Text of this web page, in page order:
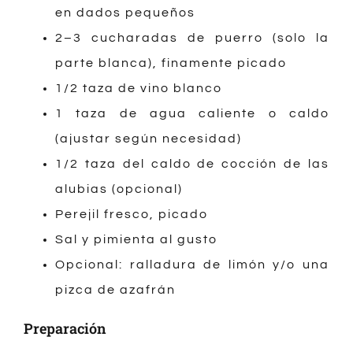
en dados pequeños
2–3 cucharadas de puerro (solo la
parte blanca), finamente picado
1/2 taza de vino blanco
1 taza de agua caliente o caldo
(ajustar según necesidad)
1/2 taza del caldo de cocción de las
alubias (opcional)
Perejil fresco, picado
Sal y pimienta al gusto
Opcional: ralladura de limón y/o una
pizca de azafrán
Preparación